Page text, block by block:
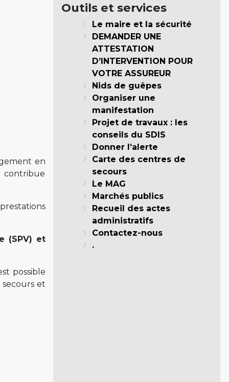
en
contribue
(SPV) et
possible
et
Outils et services
Le maire et la sécurité
DEMANDER UNE
ATTESTATION
D’INTERVENTION POUR
VOTRE ASSUREUR
Nids de guêpes
Organiser une
manifestation
Projet de travaux : les
conseils du SDIS
Donner l’alerte
Carte des centres de
secours
Le MAG
Marchés publics
Recueil des actes
administratifs
Contactez-nous
.